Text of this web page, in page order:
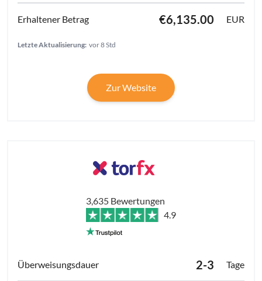
€6,135.00 EUR
Letzte Aktualisierung: vor 8 Std
Zur Website
3,635 Bewertungen
4.9
2-3 Tage